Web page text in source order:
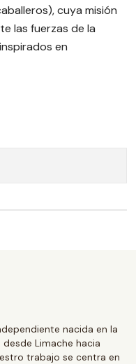
cuya misión
las fuerzas de la
en
nacida en la
Limache hacia
trabajo se centra en